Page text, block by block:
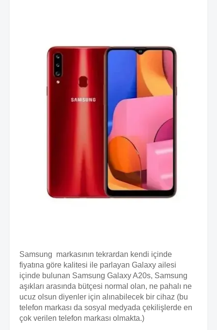
Samsung markasının tekrardan kendi içinde
fiyatına göre kalitesi ile parlayan Galaxy ailesi
içinde bulunan Samsung Galaxy A20s, Samsung
aşıkları arasında bütçesi normal olan, ne pahalı ne
ucuz olsun diyenler için alınabilecek bir cihaz (bu
telefon markası da sosyal medyada çekilişlerde en
çok verilen telefon markası olmakta.)